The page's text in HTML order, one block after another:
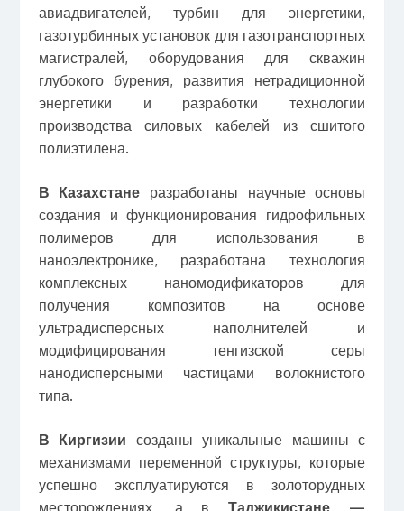
авиадвигателей, турбин для энергетики,
газотурбинных установок для газотранспортных
магистралей, оборудования для скважин
глубокого бурения, развития нетрадиционной
энергетики и разработки технологии
производства силовых кабелей из сшитого
полиэтилена.
В Казахстане разработаны научные основы
создания и функционирования гидрофильных
полимеров для использования в
наноэлектронике, разработана технология
комплексных наномодификаторов для
получения композитов на основе
ультрадисперсных наполнителей и
модифицирования тенгизской серы
нанодисперсными частицами волокнистого
типа.
В Киргизии созданы уникальные машины с
механизмами переменной структуры, которые
успешно эксплуатируются в золоторудных
месторождениях, а вТаджикистане —